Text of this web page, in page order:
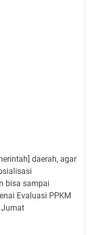
daerah, agar
bisa sampai
Evaluasi PPKM
Jumat